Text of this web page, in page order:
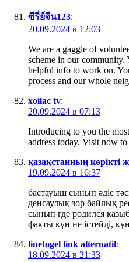
ซีรี่ย์จีน123:
20.09.2024 в 12:03
We are a gaggle of
scheme in our
helpful info to work on.
process and our whole
xoilac tv:
20.09.2024 в 07:13
Introducing to you the
address today. Visit now
қазақстанның көрікті
19.09.2024 в 16:37
бастауыш сынып әдіс
денсаулық зор байлық
сынып где родился
факты күн не істейді,
linetogel link alternatif:
18.09.2024 в 21:33